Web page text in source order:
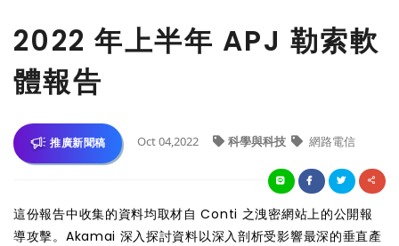
2022 年上半年 APJ 勒索軟
體報告
推廣新聞稿 Oct 04,2022 科學與科技 網路電信
這份報告中收集的資料均取材自 Conti 之洩密網站上的公開報
導攻擊。Akamai 深入探討資料以深入剖析受影響最深的垂直產